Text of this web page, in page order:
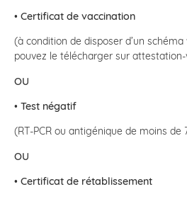
• Certificat de vaccination
(à condition de disposer d’un
pouvez le télécharger sur
OU
• Test négatif
(RT-PCR ou antigénique de moins de
OU
• Certificat de rétablissement